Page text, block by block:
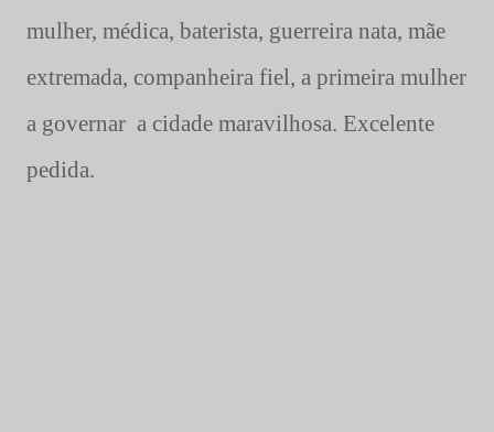
mulher, médica, baterista, guerreira nata, mãe
extremada, companheira fiel, a primeira mulher
a governar a cidade maravilhosa. Excelente
pedida.